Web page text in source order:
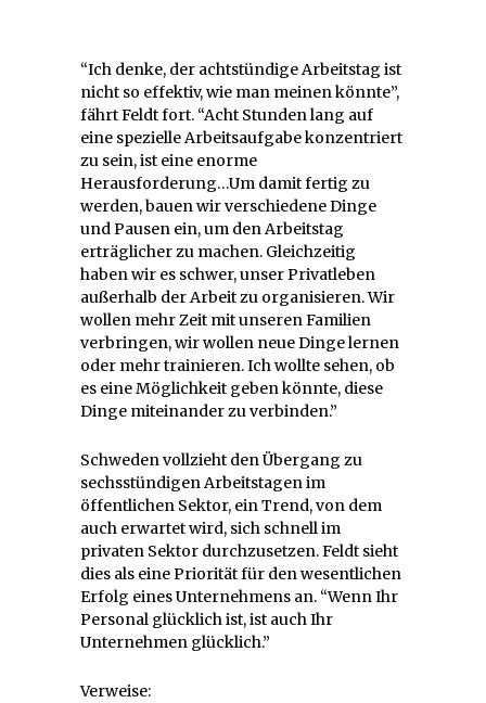
“Ich denke, der achtstündige Arbeitstag ist
nicht so effektiv, wie man meinen könnte”,
fährt Feldt fort. “Acht Stunden lang auf
eine spezielle Arbeitsaufgabe konzentriert
zu sein, ist eine enorme
Herausforderung…Um damit fertig zu
werden, bauen wir verschiedene Dinge
und Pausen ein, um den Arbeitstag
erträglicher zu machen. Gleichzeitig
haben wir es schwer, unser Privatleben
außerhalb der Arbeit zu organisieren. Wir
wollen mehr Zeit mit unseren Familien
verbringen, wir wollen neue Dinge lernen
oder mehr trainieren. Ich wollte sehen, ob
es eine Möglichkeit geben könnte, diese
Dinge miteinander zu verbinden.”
Schweden vollzieht den Übergang zu
sechsstündigen Arbeitstagen im
öffentlichen Sektor, ein Trend, von dem
auch erwartet wird, sich schnell im
privaten Sektor durchzusetzen. Feldt sieht
dies als eine Priorität für den wesentlichen
Erfolg eines Unternehmens an. “Wenn Ihr
Personal glücklich ist, ist auch Ihr
Unternehmen glücklich.”
Verweise: